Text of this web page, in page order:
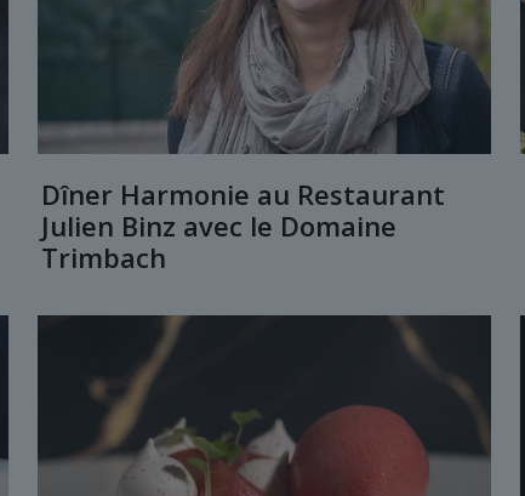
Dîner Harmonie au Restaurant
Julien Binz avec le Domaine
Trimbach